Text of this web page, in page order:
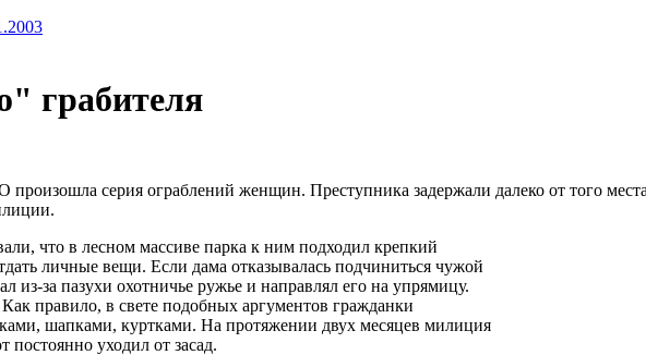
грабителя
серия ограблений женщин. Преступника задержали далеко от того
что в лесном массиве парка к ним подходил крепкий
личные вещи. Если дама отказывалась подчиниться чужой
из-за пазухи охотничье ружье и направлял его на упрямицу.
правило, в свете подобных аргументов гражданки
шапками, куртками. На протяжении двух месяцев милиция
постоянно уходил от засад.